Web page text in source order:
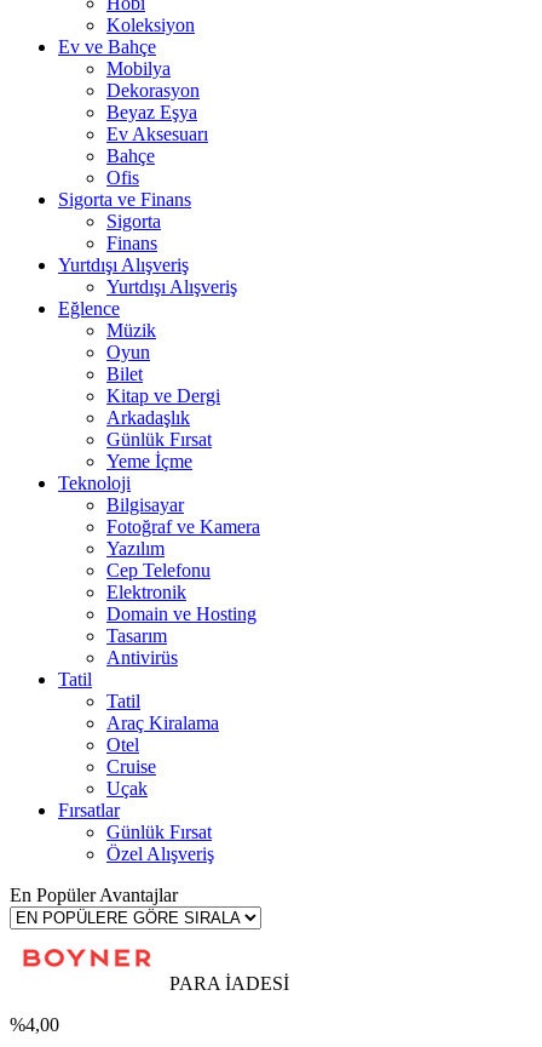
Koleksiyon
Ev ve Bahçe
Mobilya
Dekorasyon
Beyaz Eşya
Ev Aksesuarı
Bahçe
Ofis
Sigorta ve Finans
Sigorta
Finans
Yurtdışı Alışveriş
Yurtdışı Alışveriş
Eğlence
Müzik
Oyun
Bilet
Kitap ve Dergi
Arkadaşlık
Günlük Fırsat
Yeme İçme
Teknoloji
Bilgisayar
Fotoğraf ve Kamera
Yazılım
Cep Telefonu
Elektronik
Domain ve Hosting
Tasarım
Antivirüs
Tatil
Tatil
Araç Kiralama
Otel
Cruise
Uçak
Fırsatlar
Günlük Fırsat
Özel Alışveriş
En Popüler Avantajlar
PARA İADESİ
%4,00